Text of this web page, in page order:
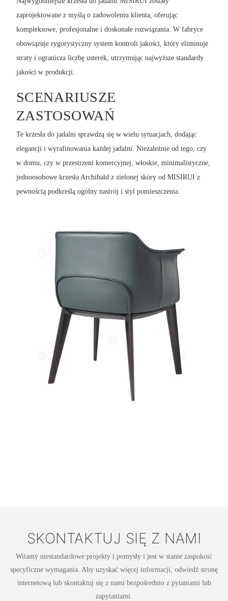
zaprojektowane z myślą o zadowoleniu klienta, oferując
kompleksowe, profesjonalne i doskonałe rozwiązania. W fabryce
obowiązuje rygorystyczny system kontroli jakości, który eliminuje
straty i ogranicza liczbę usterek, utrzymując najwyższe standardy
jakości w produkcji.
SCENARIUSZE
ZASTOSOWAŃ
Te krzesła do jadalni sprawdzą się w wielu sytuacjach, dodając
elegancji i wyrafinowania każdej jadalni. Niezależnie od tego, czy
w domu, czy w przestrzeni komercyjnej, włoskie, minimalistyczne,
jednoosobowe krzesła Archibald z zielonej skóry od MISIRUI z
pewnością podkreślą ogólny nastrój i styl pomieszczenia.
SKONTAKTUJ SIĘ Z NAMI
Witamy niestandardowe projekty i pomysły i jest w stanie zaspokoić
specyficzne wymagania. Aby uzyskać więcej informacji, odwiedź stronę
internetową lub skontaktuj się z nami bezpośrednio z pytaniami lub
zapytaniami.